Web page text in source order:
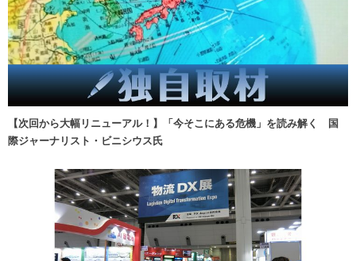
【次回から大幅リニューアル！】「今そこにある危機」を読み解く 国
際ジャーナリスト・ビニシウス氏